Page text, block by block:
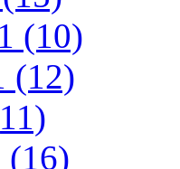
(10)
(12)
(16)